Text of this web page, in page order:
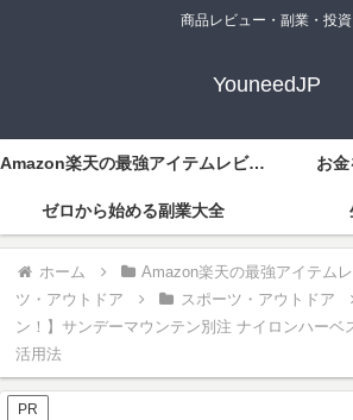
商品レビュー・副業・投資
YouneedJP
Amazon楽天の最強アイテムレビュー お
ゼロから始める副業大全
ホーム Amazon楽天の最強アイテム
ツ・アウトドア
スポーツ・アウトドア
ン！】サンデーマウンテン別注 ナイロンハーベ
活用法
PR